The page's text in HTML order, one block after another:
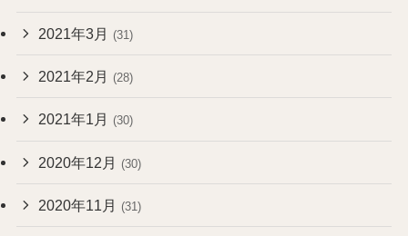
2021年3月 (31)
2021年2月 (28)
2021年1月 (30)
2020年12月 (30)
2020年11月 (31)